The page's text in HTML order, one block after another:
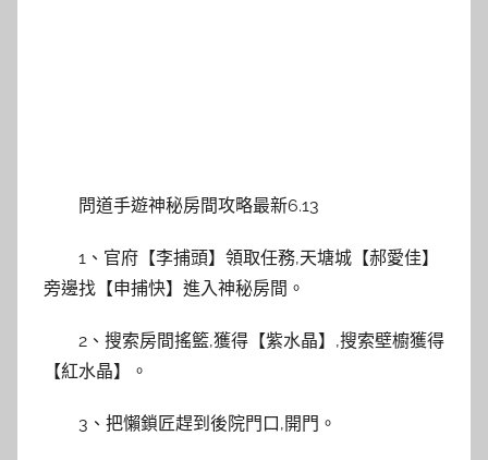
問道手遊神秘房間攻略最新6.13
1、官府【李捕頭】領取任務,天塘城【郝愛佳】
旁邊找【申捕快】進入神秘房間。
2、搜索房間搖籃,獲得【紫水晶】,搜索壁櫥獲得
【紅水晶】。
3、把懶鎖匠趕到後院門口,開門。